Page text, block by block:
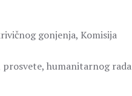
gonjenja, Komisija
humanitarnog rada